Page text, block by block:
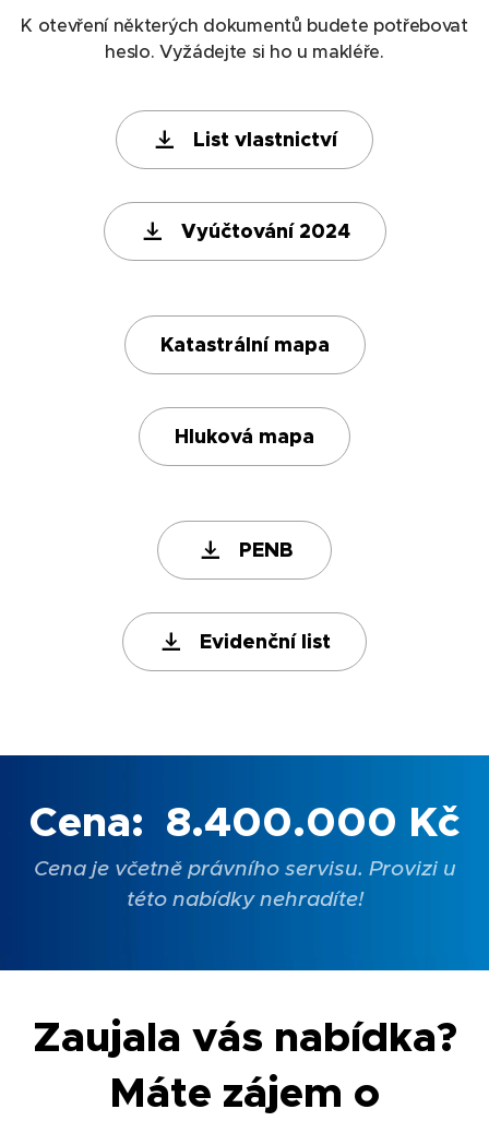
K otevření některých dokumentů budete potřebovat
heslo. Vyžádejte si ho u makléře.
List vlastnictví
Vyúčtování 2024
Katastrální mapa
Hluková mapa
PENB
Evidenční list
Cena: 8.400.000 Kč
Cena je včetně právního servisu. Provizi u
této nabídky nehradíte!
Zaujala vás nabídka?
Máte zájem o